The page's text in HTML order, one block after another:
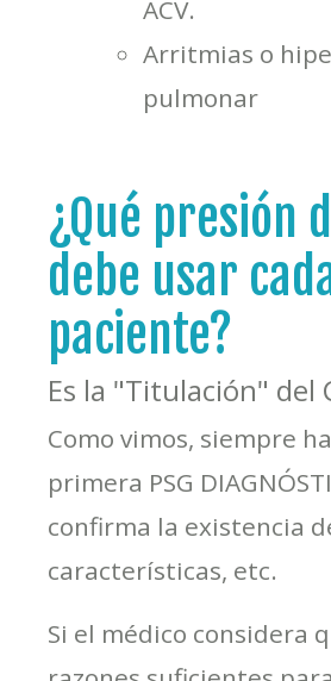
ACV.
Arritmias o
pulmonar
¿Qué presión
debe usar
paciente?
Es la "Titulación" del
Como vimos, siempre
primera PSG
confirma la existencia
características, etc.
Si el médico considera